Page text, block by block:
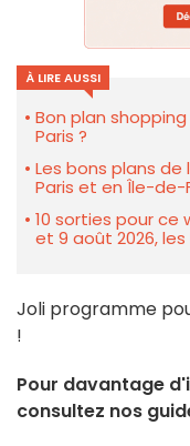
À LIRE AUSSI
Bon plan
Paris ?
Les bons plans de
Paris et en Île-de-
10 sorties pour ce
et 9 août 2026,
Joli programme
!
Pour davantage
consultez nos